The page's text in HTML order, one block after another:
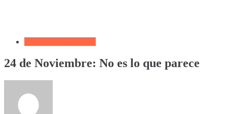
24 de Noviembre: No es lo que parece